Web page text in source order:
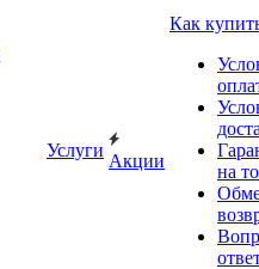
Услуги
Акции
Как
на